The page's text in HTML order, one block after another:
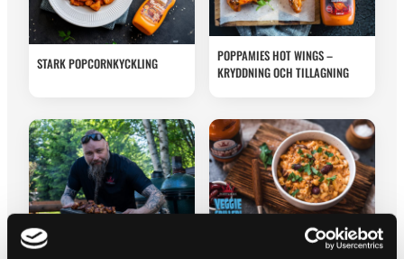
STARK POPCORNKYCKLING
POPPAMIES HOT WINGS –
KRYDDNING OCH TILLAGNING
GRILLNING AV KYCKLINGVINGAR SRIRACHA MAC & CHEESE